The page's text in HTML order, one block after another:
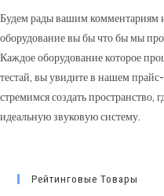
Будем рады вашим комментариям
оборудование вы бы что бы мы
Каждое оборудование которое
тестай, вы увидите в нашем
стремимся создать
идеальную звуковую систему.
Рейтинговые Товары